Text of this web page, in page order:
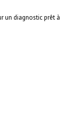
un diagnostic prêt à